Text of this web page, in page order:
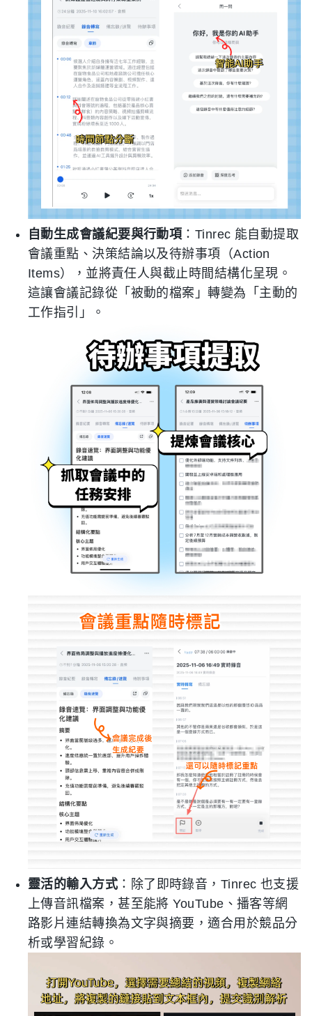
自動生成會議紀要與行動項 ：Tinrec 能自動提取
會議重點、決策結論以及待辦事項（Action
Items），並將責任人與截止時間結構化呈現。
這讓會議記錄從「被動的檔案」轉變為「主動的
工作指引」。
靈活的輸入方式：除了即時錄音，Tinrec 也支援
上傳音訊檔案，甚至能將 YouTube、播客等網
路影片連結轉換為文字與摘要，適合用於競品分
析或學習紀錄。